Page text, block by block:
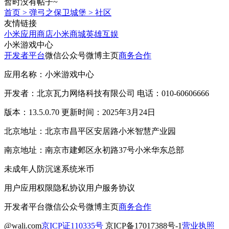
首页 > 弹弓之保卫城堡 > 社区
友情链接
小米应用商店小米商城英雄互娱
小米游戏中心
开发者平台微信公众号微博主页商务合作
应用名称：小米游戏中心
开发者：北京瓦力网络科技有限公司 电话：010-60606666
版本：13.5.0.70 更新时间：2025年3月24日
北京地址：北京市昌平区安居路小米智慧产业园
南京地址：南京市建邺区永初路37号小米华东总部
未成年人防沉迷系统米币
用户应用权限隐私协议用户服务协议
开发者平台微信公众号微博主页商务合作
@wali.com京ICP证110335号 京ICP备17017388号-1营业执照